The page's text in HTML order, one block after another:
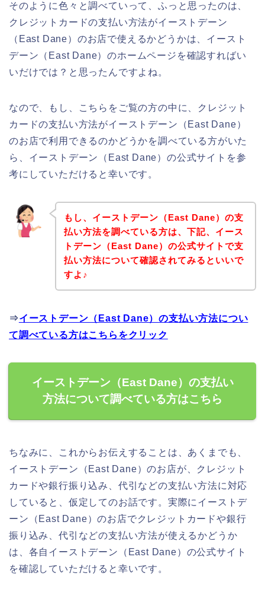
そのように色々と調べていって、ふっと思ったのは、
クレジットカードの支払い方法がイーストデーン
（East Dane）のお店で使えるかどうかは、イースト
デーン（East Dane）のホームページを確認すればい
いだけでは？と思ったんですよね。
なので、もし、こちらをご覧の方の中に、クレジット
カードの支払い方法がイーストデーン（East Dane）
のお店で利用できるのかどうかを調べている方がいた
ら、イーストデーン（East Dane）の公式サイトを参
考にしていただけると幸いです。
もし、イーストデーン（East Dane）の支
払い方法を調べている方は、下記、イース
トデーン（East Dane）の公式サイトで支
払い方法について確認されてみるといいで
すよ♪
⇒イーストデーン（East Dane）の支払い方法につい
て調べている方はこちらをクリック
イーストデーン（East Dane）の支払い
方法について調べている方はこちら
ちなみに、これからお伝えすることは、あくまでも、
イーストデーン（East Dane）のお店が、クレジット
カードや銀行振り込み、代引などの支払い方法に対応
していると、仮定してのお話です。実際にイーストデ
ーン（East Dane）のお店でクレジットカードや銀行
振り込み、代引などの支払い方法が使えるかどうか
は、各自イーストデーン（East Dane）の公式サイト
を確認していただけると幸いです。